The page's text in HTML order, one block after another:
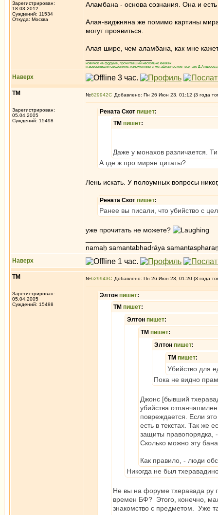
Зарегистрирован:
18.03.2012
Суждений: 11534
Откуда: Москва
Аламбана - основа сознания. Она и
Алая-виджняна же помимо картины
могут проявиться.
Алая шире, чем аламбана, как мне
новичок на форуме, прочитавший несколько книжек
и доверяющий сведениям, изложенным в метафизическом трактате
Наверх
ТМ
Зарегистрирован:
05.04.2005
Суждений: 15498
№629942 Добавлено: Пн 26 Июн 23, 01:12 (3 года
Рената Скот пишет:
ТМ пишет:
Даже у монахов различается.
А где ж про мирян цитаты?
Лень искать. У полоумных вопросы
Рената Скот пишет:
Ранее вы писали, что убийство с
уже прочитать не можете?
namaḥ samantabhadrāya
Наверх
ТМ
Зарегистрирован:
05.04.2005
Суждений: 15498
№629943 Добавлено: Пн 26 Июн 23, 01:20 (3 года
Элтон пишет:
ТМ пишет:
Элтон пишет:
ТМ пишет:
Элтон пишет:
ТМ пишет:
Убийство для
Пока не видно
Джонс [бывший
убийства
повреждается. Если
есть в текстах. Так же
защиты правопорядка,
Сколько можно эту
Как правило, - люди
Никогда не был
Не вы на форуме тхеравада ру
времен БФ? Этого, конечно,
знакомство с предметом. Уже